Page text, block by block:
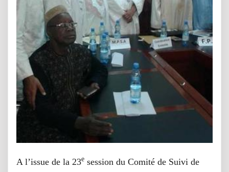
A l’issue de la 23e session du Comité de Suivi de